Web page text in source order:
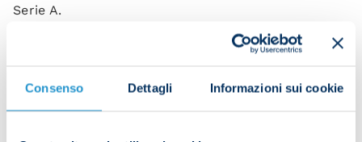
Consenso Dettagli Informazioni sui cookie
Serie A.
VAR: Valeri, Longo